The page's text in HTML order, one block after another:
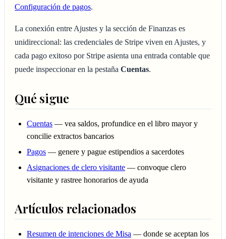
Configuración de pagos.
La conexión entre Ajustes y la sección de Finanzas es
unidireccional: las credenciales de Stripe viven en Ajustes, y
cada pago exitoso por Stripe asienta una entrada contable que
puede inspeccionar en la pestaña Cuentas.
Qué sigue
Cuentas — vea saldos, profundice en el libro mayor y
concilie extractos bancarios
Pagos — genere y pague estipendios a sacerdotes
Asignaciones de clero visitante — convoque clero
visitante y rastree honorarios de ayuda
Artículos relacionados
Resumen de intenciones de Misa — donde se aceptan los